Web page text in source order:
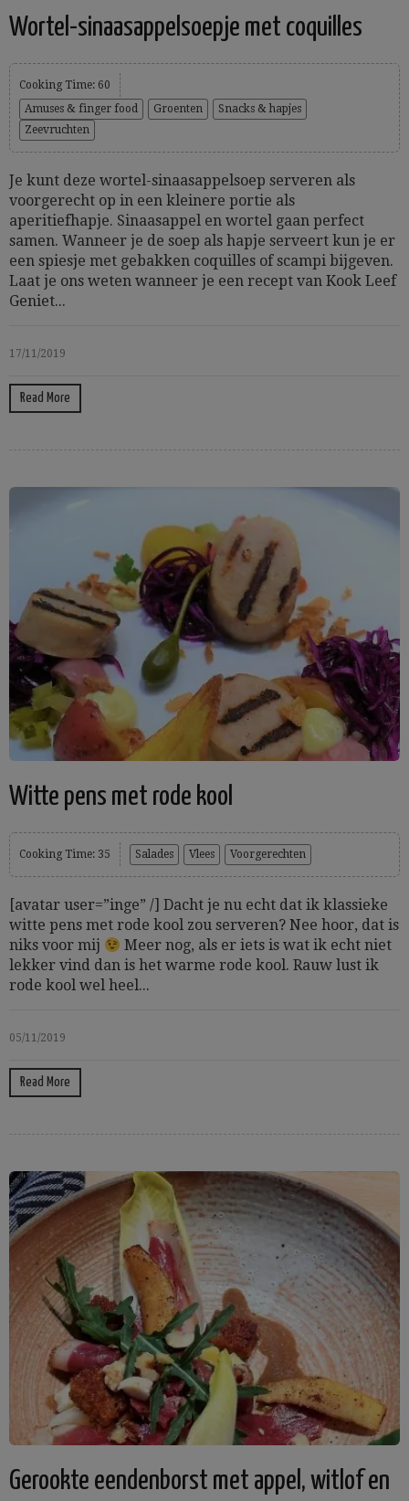
Wortel-sinaasappelsoepje met coquilles
Cooking Time: 60
Amuses & finger food
Groenten
Snacks & hapjes
Zeevruchten
Je kunt deze wortel-sinaasappelsoep serveren als
voorgerecht op in een kleinere portie als
aperitiefhapje. Sinaasappel en wortel gaan perfect
samen. Wanneer je de soep als hapje serveert kun je er
een spiesje met gebakken coquilles of scampi bijgeven.
Laat je ons weten wanneer je een recept van Kook Leef
Geniet...
17/11/2019
Read More
Witte pens met rode kool
Cooking Time: 35 Salades Vlees Voorgerechten
[avatar user=”inge” /] Dacht je nu echt dat ik klassieke
witte pens met rode kool zou serveren? Nee hoor, dat is
niks voor mij
Meer nog, als er iets is wat ik echt niet
lekker vind dan is het warme rode kool. Rauw lust ik
rode kool wel heel...
05/11/2019
Read More
Gerookte eendenborst met appel, witlof en